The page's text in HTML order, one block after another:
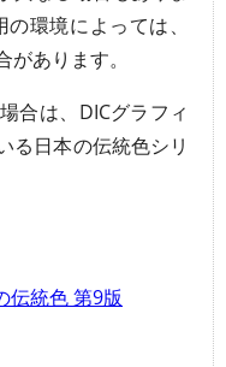
環境によっては、
あります。
合は、DICグラフィ
る日本の伝統色シリ
伝統色 第9版